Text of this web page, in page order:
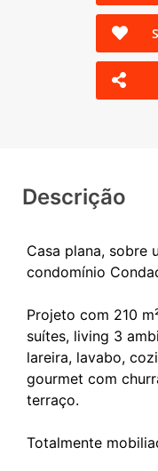
Descrição
Casa plana, sobre
condomínio
Projeto com 210
suítes, living 3
lareira, lavabo,
gourmet com
terraço.
Totalmente